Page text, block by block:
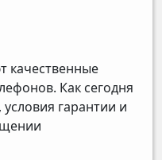
качественные
Как сегодня
гарантии и